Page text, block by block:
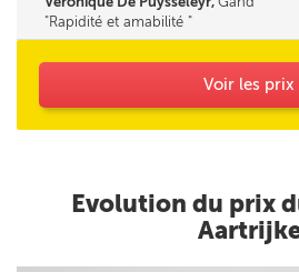
Rapidité et amabilité
Voir les prix
Evolution du prix